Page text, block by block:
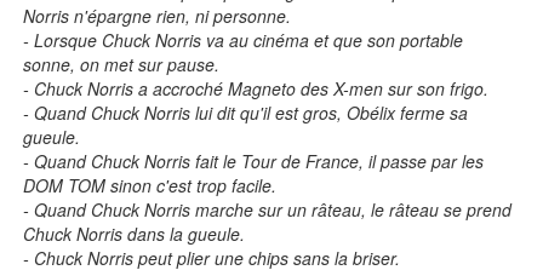
Norris n'épargne rien, ni personne.
- Lorsque Chuck Norris va au cinéma et que son portable
sonne, on met sur pause.
- Chuck Norris a accroché Magneto des X-men sur son frigo.
- Quand Chuck Norris lui dit qu'il est gros, Obélix ferme sa
gueule.
- Quand Chuck Norris fait le Tour de France, il passe par les
DOM TOM sinon c'est trop facile.
- Quand Chuck Norris marche sur un râteau, le râteau se prend
Chuck Norris dans la gueule.
- Chuck Norris peut plier une chips sans la briser.